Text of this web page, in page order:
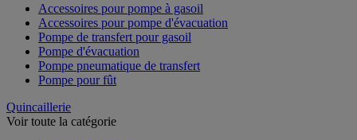
Accessoires pour pompe à gasoil
Accessoires pour pompe d'évacuation
Pompe de transfert pour gasoil
Pompe d'évacuation
Pompe pneumatique de transfert
Pompe pour fût
Quincaillerie
Voir toute la catégorie